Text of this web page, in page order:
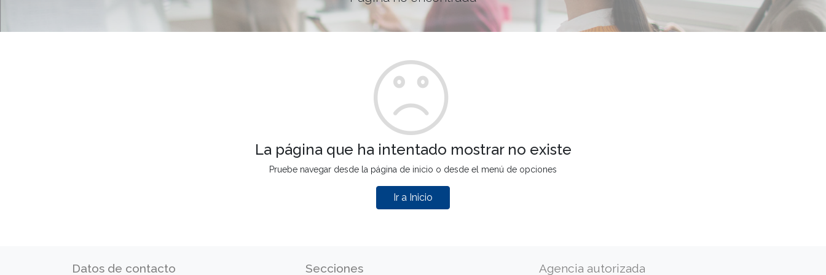
La página que ha intentado mostrar no existe
Pruebe navegar desde la página de inicio o desde el menú de opciones
Ir a Inicio
Datos de contacto Secciones Agencia autorizada